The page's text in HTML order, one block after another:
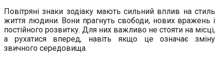
Повітряні знаки зодіаку мають сильний вплив на стиль
життя людини. Вони прагнуть свободи, нових вражень і
постійного розвитку. Для них важливо не стояти на місці,
а рухатися вперед, навіть якщо це означає зміну
звичного середовища.